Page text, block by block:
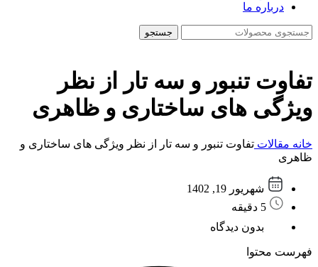
درباره ما
جستجو
تفاوت تنبور و سه تار از نظر
ویژگی های ساختاری و ظاهری
خانه مقالات تفاوت تنبور و سه تار از نظر ویژگی های ساختاری و
ظاهری
شهریور 19, 1402
5 دقیقه
بدون دیدگاه
فهرست محتوا